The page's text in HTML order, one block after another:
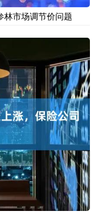
林市场调节价问题